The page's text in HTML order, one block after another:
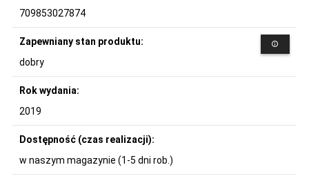
709853027874
Zapewniany stan produktu:
dobry
Rok wydania:
2019
Dostępność (czas realizacji):
w naszym magazynie (1-5 dni rob.)